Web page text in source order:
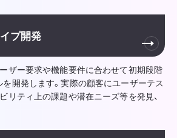
プ開発
ザー要求や機能要件に合わせて初期段階
開発します。実際の顧客にユーザーテス
リティ上の課題や潜在ニーズ等を発見、